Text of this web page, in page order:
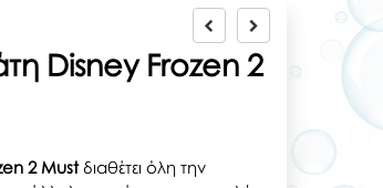
Disney Frozen 2
2 Mustδιαθέτει όλη την